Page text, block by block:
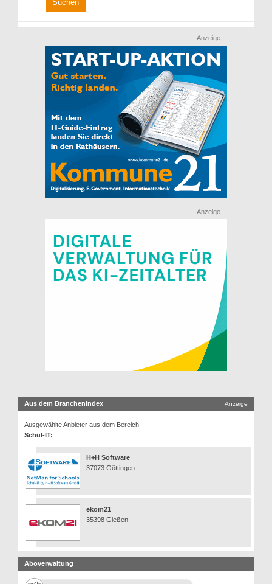
Anzeige
Anzeige
Aus dem Branchenindex Anzeige
Ausgewählte Anbieter aus dem Bereich
Schul-IT:
H+H Software
37073 Göttingen
ekom21
35398 Gießen
Aboverwaltung